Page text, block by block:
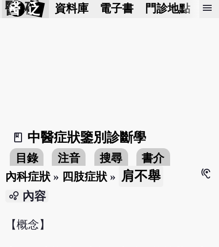
醫 砭 資料庫 電子書 門診地點 預
menu
book_2
中醫症狀鑒別診斷學
目錄 注音 搜尋
書介
內科症狀 » 四肢症狀 » 肩不舉
hearing
bubble_chart 內容
【概念】